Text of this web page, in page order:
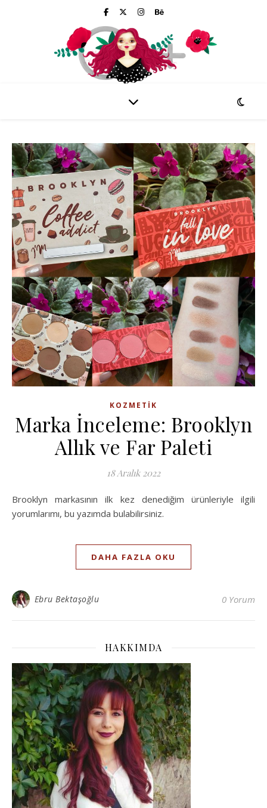
KOZMETIK
Marka İnceleme: Brooklyn
Allık ve Far Paleti
18 Aralık 2022
Brooklyn markasının ilk kez denediğim ürünleriyle ilgili
yorumlarımı, bu yazımda bulabilirsiniz.
DAHA FAZLA OKU
Ebru Bektaşoğlu 0 Yorum
HAKKIMDA